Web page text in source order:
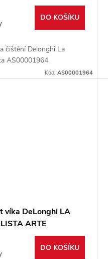
DO KOŠÍKU
čištění Delonghi La
AS00001964
Kód: AS00001964
víka DeLonghi LA
ARTE
DO KOŠÍKU